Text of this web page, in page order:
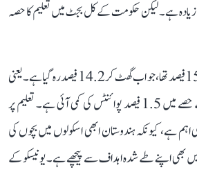
زیادہ ہے۔ لیکن حکومت کے کل بجٹ میں تعلیم کا حصہ
سال 2015 میں یہ حصہ 15.7 فیصد تھا، جو اب گھٹ کر 14.2 فیصد رہ گیا ہے۔ یعنی
تقریباً ایک دہائی میں تعلیم کے حصے میں 1.5 فیصد پوائنٹس کی کمی آئی ہے۔ تعلیم پر
ہے، کیونکہ ہندوستان ابھی اسکولوں میں بچوں کی
بھی اپنے طے شدہ اہداف سے پیچھے ہے۔ یونیسکو کے